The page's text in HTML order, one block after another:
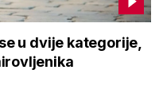
u dvije kategorije,